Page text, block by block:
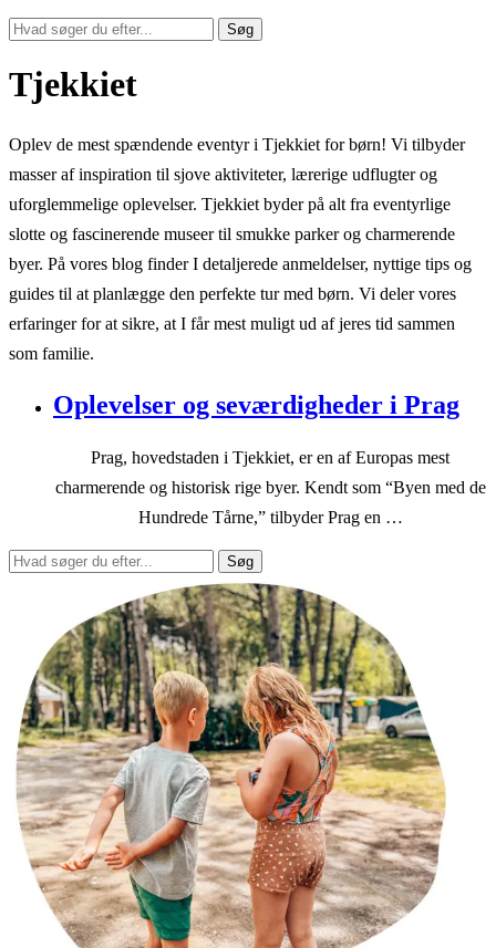
Søg
Tjekkiet
Oplev de mest spændende eventyr i Tjekkiet for børn! Vi tilbyder
masser af inspiration til sjove aktiviteter, lærerige udflugter og
uforglemmelige oplevelser. Tjekkiet byder på alt fra eventyrlige
slotte og fascinerende museer til smukke parker og charmerende
byer. På vores blog finder I detaljerede anmeldelser, nyttige tips og
guides til at planlægge den perfekte tur med børn. Vi deler vores
erfaringer for at sikre, at I får mest muligt ud af jeres tid sammen
som familie.
Oplevelser og seværdigheder i Prag
Prag, hovedstaden i Tjekkiet, er en af Europas mest
charmerende og historisk rige byer. Kendt som “Byen med de
Hundrede Tårne,” tilbyder Prag en …